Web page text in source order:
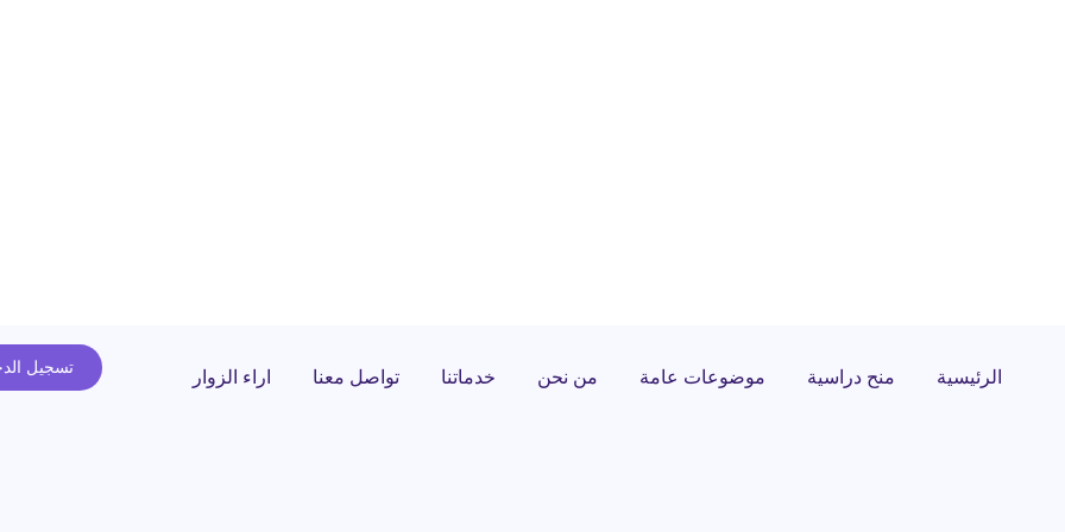
تسجيل الرئيسية منح دراسية موضوعات عامة من نحن خدماتنا تواصل معنا اراء الزوار